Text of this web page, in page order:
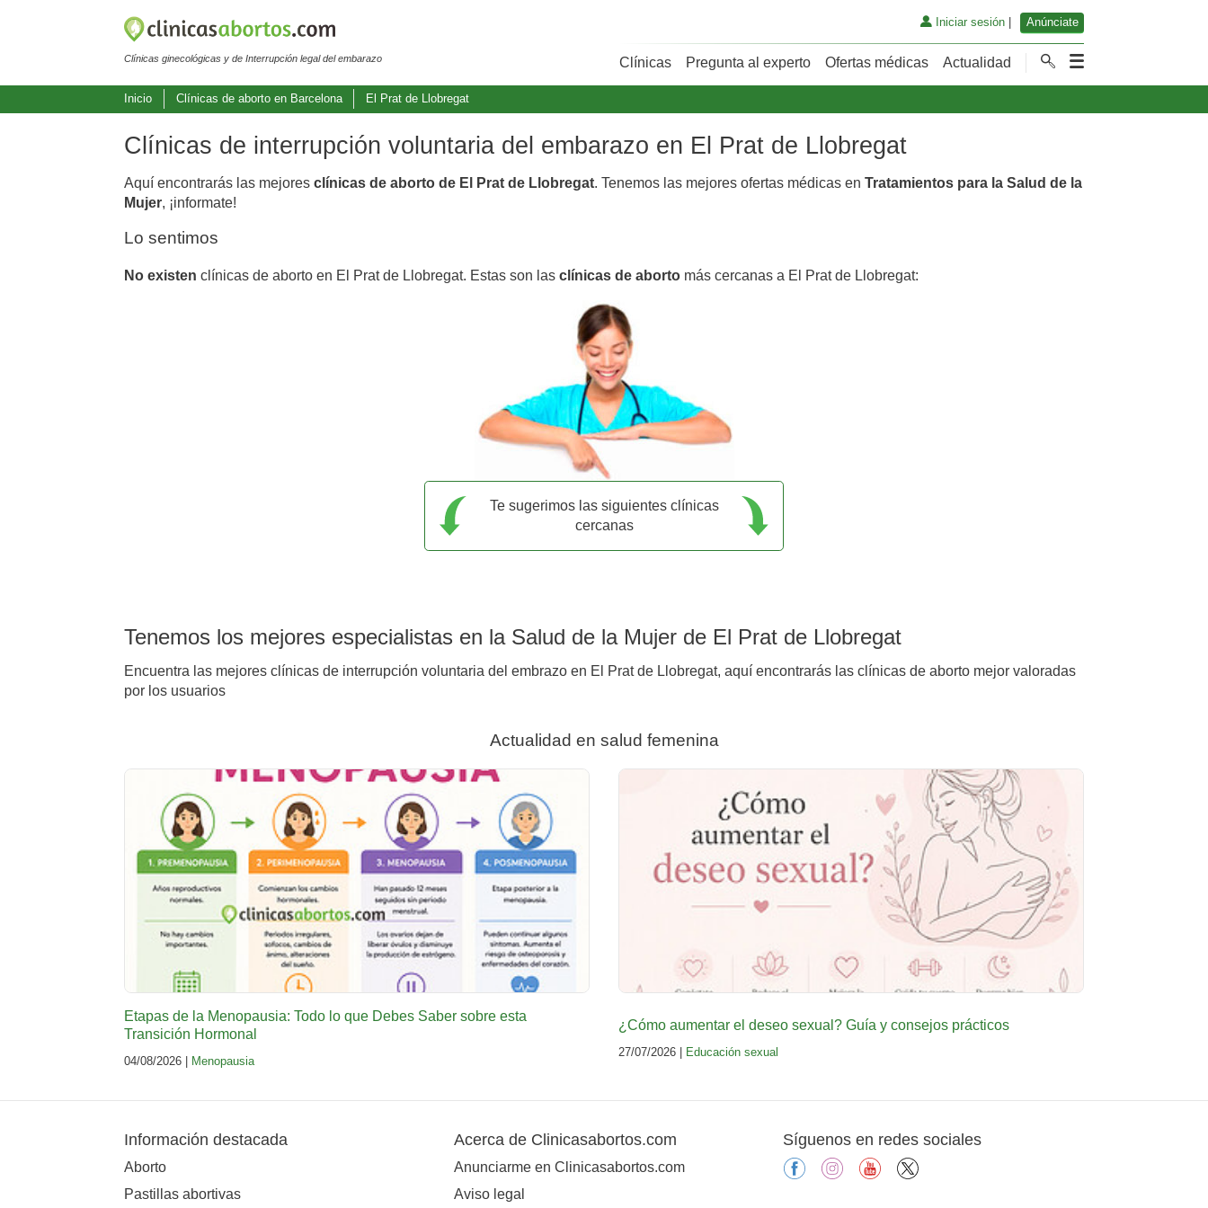
Clínicas ginecológicas y de Interrupción legal del embarazo
Iniciar sesión| Anúnciate
Clínicas Pregunta al experto Ofertas médicas Actualidad
Inicio Clínicas de aborto en Barcelona El Prat de Llobregat
Clínicas de interrupción voluntaria del embarazo en El Prat de Llobregat
Aquí encontrarás las mejores clínicas de aborto de El Prat de Llobregat. Tenemos las mejores ofertas médicas en Tratamientos para la Salud de la
Mujer, ¡informate!
Lo sentimos
No existen clínicas de aborto en El Prat de Llobregat. Estas son las clínicas de aborto más cercanas a El Prat de Llobregat:
Te sugerimos las siguientes clínicas
cercanas
Tenemos los mejores especialistas en la Salud de la Mujer de El Prat de Llobregat
Encuentra las mejores clínicas de interrupción voluntaria del embrazo en El Prat de Llobregat, aquí encontrarás las clínicas de aborto mejor valoradas
por los usuarios
Actualidad en salud femenina
Etapas de la Menopausia: Todo lo que Debes Saber sobre esta
Transición Hormonal
04/08/2026 | Menopausia
¿Cómo aumentar el deseo sexual? Guía y consejos prácticos
27/07/2026 | Educación sexual
Información destacada
Aborto
Pastillas abortivas
Acerca de Clinicasabortos.com
Anunciarme en Clinicasabortos.com
Aviso legal
Síguenos en redes sociales
facebookinstagramyoutube